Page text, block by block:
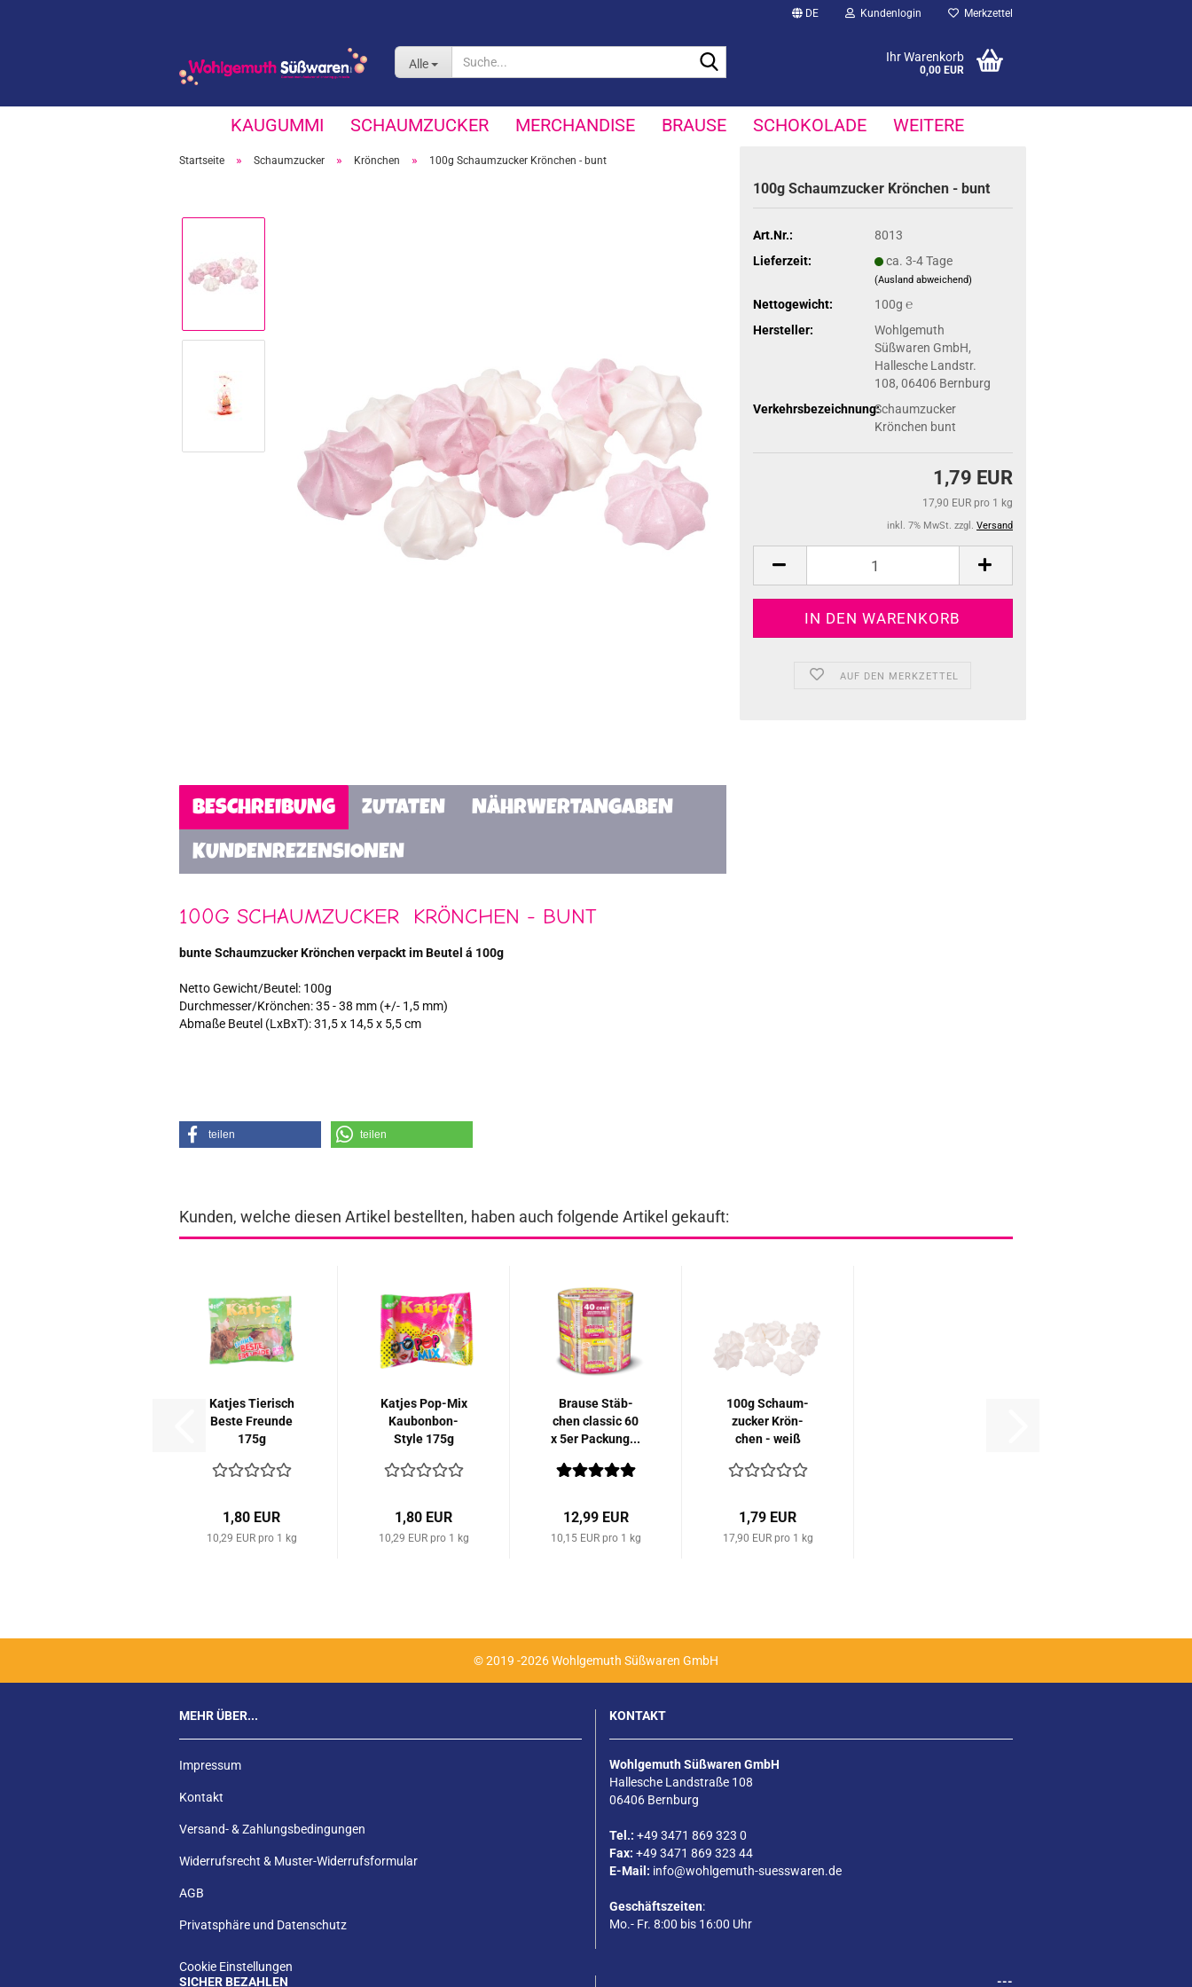
DE Kundenlogin Merkzettel
Alle Ihr Warenkorb
0,00 EUR
KAUGUMMI SCHAUMZUCKER MERCHANDISE BRAUSE SCHOKOLADE WEITERE
Startseite » Schaumzucker » Krönchen » 100g Schaumzucker Krönchen - bunt
100g Schaum­zu­cker Krön­chen - bunt
Art.Nr.:
8013
Lieferzeit:
ca. 3-4 Tage
(Ausland abweichend)
Nettogewicht:
100g ℮
Hersteller:
Wohlgemuth
Süßwaren GmbH,
Hallesche Landstr.
108, 06406 Bernburg
Verkehrsbezeichnung:Schaumzucker
Krönchen bunt
1,79 EUR
17,90 EUR pro 1 kg
inkl. 7% MwSt. zzgl. Versand
AUF DEN MERKZETTEL
BESCHREIBUNG ZUTATEN NÄHRWERTANGABEN
KUNDENREZENSIONEN
100G SCHAUMZUCKER KRÖNCHEN - BUNT
bunte Schaumzucker Krönchen verpackt im Beutel á 100g
Netto Gewicht/Beutel: 100g
Durchmesser/Krönchen: 35 - 38 mm (+/- 1,5 mm)
Abmaße Beutel (LxBxT): 31,5 x 14,5 x 5,5 cm
teilen teilen
Kunden, welche diesen Artikel bestellten, haben auch folgende Artikel gekauft:
Kat­jes Tie­risch
Beste Freun­de
175g
1,80 EUR
10,29 EUR pro 1 kg
Kat­jes Pop-​Mix
Kaubonbon-​​
Style 175g
1,80 EUR
10,29 EUR pro 1 kg
Brau­se Stäb­
chen clas­sic 60
x 5er Pa­ckung...
12,99 EUR
10,15 EUR pro 1 kg
100g Schaum­
zu­cker Krön­
chen - weiß
1,79 EUR
17,90 EUR pro 1 kg
© 2019 -2026 Wohlgemuth Süßwaren GmbH
MEHR ÜBER...
Impressum
Kontakt
Versand- & Zahlungsbedingungen
Widerrufsrecht & Muster-Widerrufsformular
AGB
Privatsphäre und Datenschutz
Cookie Einstellungen
KONTAKT
Wohlgemuth Süßwaren GmbH
Hallesche Landstraße 108
06406 Bernburg
Tel.: +49 3471 869 323 0
Fax: +49 3471 869 323 44
E-Mail: info@wohlgemuth-suesswaren.de
Geschäftszeiten:
Mo.- Fr. 8:00 bis 16:00 Uhr
SICHER BEZAHLEN ---